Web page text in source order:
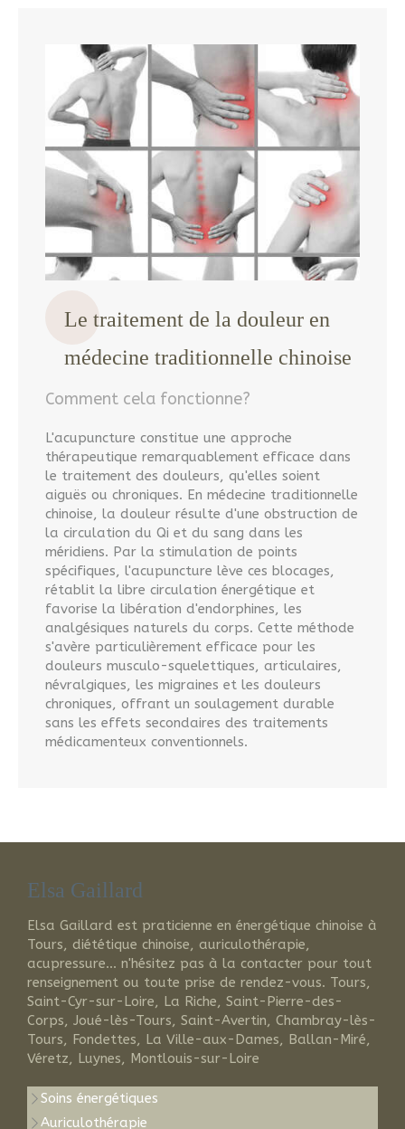
Le traitement de la douleur en
médecine traditionnelle chinoise
Comment cela fonctionne?
L'acupuncture constitue une approche
thérapeutique remarquablement efficace dans
le traitement des douleurs, qu'elles soient
aiguës ou chroniques. En médecine traditionnelle
chinoise, la douleur résulte d'une obstruction de
la circulation du Qi et du sang dans les
méridiens. Par la stimulation de points
spécifiques, l'acupuncture lève ces blocages,
rétablit la libre circulation énergétique et
favorise la libération d'endorphines, les
analgésiques naturels du corps. Cette méthode
s'avère particulièrement efficace pour les
douleurs musculo-squelettiques, articulaires,
névralgiques, les migraines et les douleurs
chroniques, offrant un soulagement durable
sans les effets secondaires des traitements
médicamenteux conventionnels.
Elsa Gaillard
Elsa Gaillard est praticienne en énergétique chinoise à
Tours, diététique chinoise, auriculothérapie,
acupressure... n'hésitez pas à la contacter pour tout
renseignement ou toute prise de rendez-vous. Tours,
Saint-Cyr-sur-Loire, La Riche, Saint-Pierre-des-
Corps, Joué-lès-Tours, Saint-Avertin, Chambray-lès-
Tours, Fondettes, La Ville-aux-Dames, Ballan-Miré,
Véretz, Luynes, Montlouis-sur-Loire
Soins énergétiques
Auriculothérapie